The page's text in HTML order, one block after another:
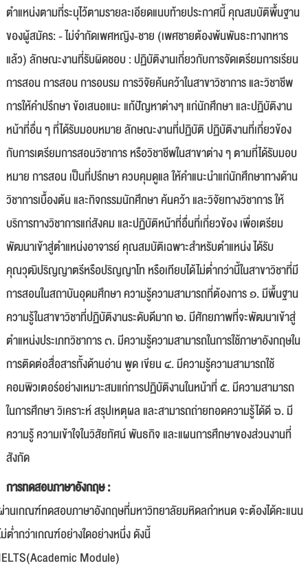
ตำแหน่งตามที่ระบุไว้ตามรายละเอียดแนบท้ายประกาศนี้ คุณสมบัติพื้นฐาน
ของผู้สมัคร: - ไม่จำกัดเพศหญิง-ชาย (เพศชายต้องพ้นพันธะทางทหาร
แล้ว) ลักษณะงานที่รับผิดชอบ : ปฏิบัติงานเกี่ยวกับการจัดเตรียมการเรียน
การสอน การสอน การอบรม การวิจัยค้นคว้าในสาขาวิชาการ และวิชาชีพ
การให้คำปรึกษา ข้อเสนอแนะ แก้ปัญหาต่างๆ แก่นักศึกษา และปฏิบัติงาน
หน้าที่อื่น ๆ ที่ได้รับมอบหมาย ลักษณะงานที่ปฏิบัติ ปฏิบัติงานที่เกี่ยวข้อง
กับการเตรียมการสอนวิชาการ หรือวิชาชีพในสาขาต่าง ๆ ตามที่ได้รับมอบ
หมาย การสอน เป็นที่ปรึกษา ควบคุมดูแล ให้คำแนะนำแก่นักศึกษาทางด้าน
วิชาการเบื้องต้น และกิจกรรมนักศึกษา ค้นคว้า และวิจัยทางวิชาการ ให้
บริการทางวิชาการแก่สังคม และปฏิบัติหน้าที่อื่นที่เกี่ยวข้อง เพื่อเตรียม
พัฒนาเข้าสู่ตำแหน่งอาจารย์ คุณสมบัติเฉพาะสำหรับตำแหน่ง ได้รับ
คุณวุฒิปริญญาตรีหรือปริญญาโท หรือเทียบได้ไม่ต่ำกว่านี้ในสาขาวิชาที่มี
การสอนในสถาบันอุดมศึกษา ความรู้ความสามารถที่ต้องการ ๑. มีพื้นฐาน
ความรู้ในสาขาวิชาที่ปฏิบัติงานระดับดีมาก ๒. มีศักยภาพที่จะพัฒนาเข้าสู่
ตำแหน่งประเภทวิชาการ ๓. มีความรู้ความสามารถในการใช้ภาษาอังกฤษใน
การติดต่อสื่อสารทั้งด้านอ่าน พูด เขียน ๔. มีความรู้ความสามารถใช้
คอมพิวเตอร์อย่างเหมาะสมแก่การปฏิบัติงานในหน้าที่ ๕. มีความสามารถ
ในการศึกษา วิเคราะห์ สรุปเหตุผล และสามารถถ่ายทอดความรู้ได้ดี ๖. มี
ความรู้ ความเข้าใจในวิสัยทัศน์ พันธกิจ และแผนการศึกษาของส่วนงานที่
สังกัด
การทดสอบภาษาอังกฤษ :
านเกณฑ์ทดสอบภาษาอังกฤษที่มหาวิทยาลัยมหิดลกำหนด จะต้องได้คะแนน
ม่ต่ำกว่าเกณฑ์อย่างใดอย่างหนึ่ง ดังนี้
Module)